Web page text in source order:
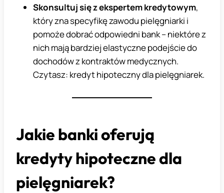
Skonsultuj się z ekspertem kredytowym,
który zna specyfikę zawodu pielęgniarki i
pomoże dobrać odpowiedni bank – niektóre z
nich mają bardziej elastyczne podejście do
dochodów z kontraktów medycznych.
Czytasz: kredyt hipoteczny dla pielęgniarek.
Jakie banki oferują
kredyty hipoteczne dla
pielęgniarek?